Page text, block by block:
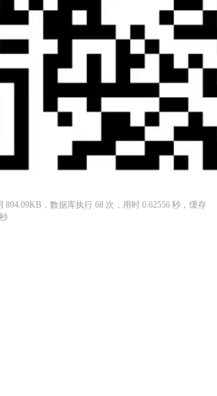
894.09KB，数据库执行 68 次，用时 0.62556 秒，缓存